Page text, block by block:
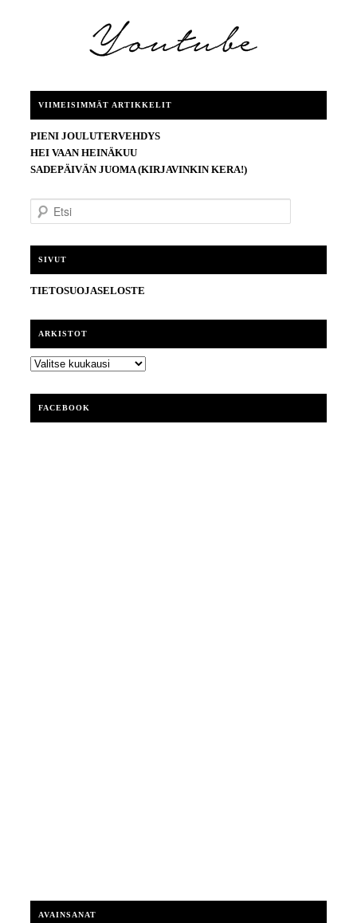
VIIMEISIMMÄT ARTIKKELIT
PIENI JOULUTERVEHDYS
HEI VAAN HEINÄKUU
SADEPÄIVÄN JUOMA (KIRJAVINKIN KERA!)
t
SIVUT
TIETOSUOJASELOSTE
ARKISTOT
ARKISTOT
FACEBOOK
AVAINSANAT